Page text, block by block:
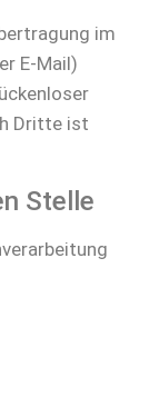
im
E-Mail)
Dritte ist
Stelle